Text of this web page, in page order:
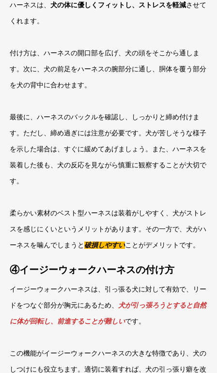
ハーネスは、 犬の体に優しくフィットし、ストレスを軽減させて
くれます。
付け方は、ハーネスの開口部を広げ、犬の頭をそこから通しま
す。次に、犬の前足をハーネスの腕部分に通し、胴体を覆う部分
を犬の背中に合わせます。
最後に、ハーネスのバックルを確認し、しっかりと締め付けま
す。ただし、締め過ぎには注意が必要です。犬が苦しそうな様子
を示した場合は、すぐに緩めてあげましょう。また、ハーネスを
装着した後も、犬の反応を見ながら慎重に観察することが大切で
す。
柔らかい素材のベスト型ハーネスは装着がしやすく、犬がストレ
スを感じにくいというメリットがあります。その一方で、犬がハ
ーネスを噛んでしまうと 破損しやすいことがデメリットです。
④イージーウォークハーネスの付け方
イージーウォークハーネスは、引っ張る犬に対して有効で、リー
ドをつなぐ部分が胸元にあるため、 犬が引っ張ろうとすると自然
に体が回転し、前進することが難しいです。
この機能がイージーウォークハーネスの大きな特徴であり、犬の
しつけにも役立ちます。適切に装着すれば、犬の引っ張り癖を改